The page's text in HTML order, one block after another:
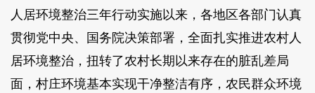
人居环境整治三年行动实施以来，各地区各部门认真
贯彻党中央、国务院决策部署，全面扎实推进农村人
居环境整治，扭转了农村长期以来存在的脏乱差局
面，村庄环境基本实现干净整洁有序，农民群众环境